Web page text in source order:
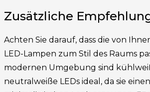
Zusätzliche
Achten Sie darauf, dass die von
LED-Lampen zum Stil des Raums
modernen Umgebung sind
neutralweiße LEDs ideal, da sie